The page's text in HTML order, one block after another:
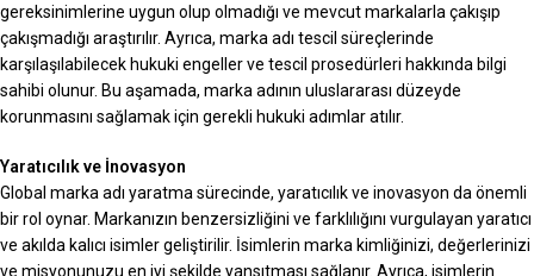
gereksinimlerine uygun olup olmadığı ve mevcut markalarla çakışıp
çakışmadığı araştırılır. Ayrıca, marka adı tescil süreçlerinde
karşılaşılabilecek hukuki engeller ve tescil prosedürleri hakkında bilgi
sahibi olunur. Bu aşamada, marka adının uluslararası düzeyde
korunmasını sağlamak için gerekli hukuki adımlar atılır.
Yaratıcılık ve İnovasyon
Global marka adı yaratma sürecinde, yaratıcılık ve inovasyon da önemli
bir rol oynar. Markanızın benzersizliğini ve farklılığını vurgulayan yaratıcı
ve akılda kalıcı isimler geliştirilir. İsimlerin marka kimliğinizi, değerlerinizi
ve misyonunuzu en iyi şekilde yansıtması sağlanır. Ayrıca, isimlerin